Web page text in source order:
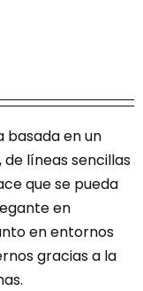
basada en un
de líneas sencillas
que se pueda
en
en entornos
gracias a la